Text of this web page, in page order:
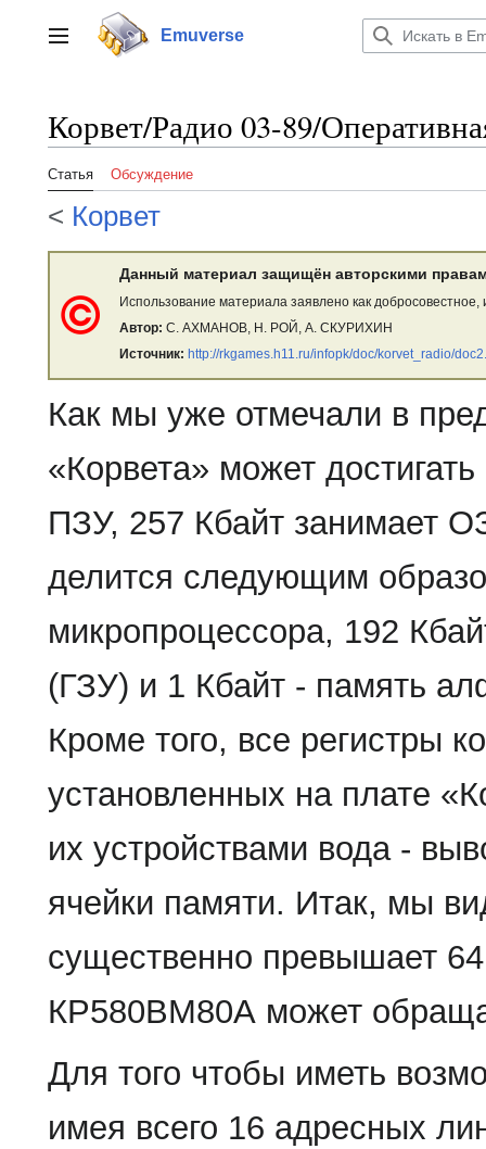
к
содержанию
Переключить боковую панель
Emuverse
Корвет/Радио 03-89/
Статья Обсуждение
< Корвет
Данный материал защищён авторскими
Использование материала заявлено как
Автор: С. АХМАНОВ, Н. РОЙ, А. СКУРИХИН
Источник: http://rkgames.h11.ru/infopk/doc/korvet_radio/
Как мы уже отмечали в
«Корвета» может
ПЗУ, 257 Кбайт занимает
делится следующим
микропроцессора, 192
(ГЗУ) и 1 Кбайт - память
Кроме того, все регистры
установленных на плате
их устройствами вода -
ячейки памяти. Итак, мы
существенно превышает
КР580ВМ80А может
Для того чтобы иметь
имея всего 16 адресных